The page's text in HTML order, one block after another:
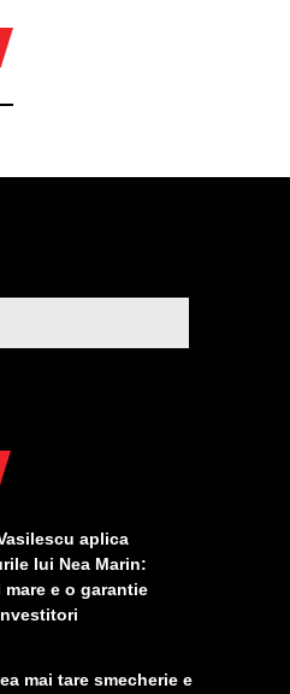
aplica
lui Nea Marin:
mare e o garantie
mai tare smecherie e